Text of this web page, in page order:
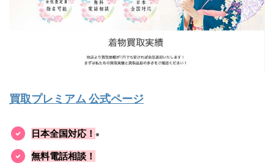
買取プレミアム 公式ページ
日本全国対応！ ※
無料電話相談！